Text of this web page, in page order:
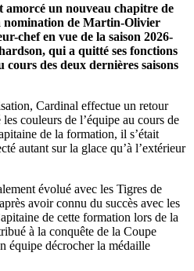
amorcé un nouveau chapitre de
nomination de Martin-Olivier
chef en vue de la saison 2026-
qui a quitté ses fonctions
des deux dernières saisons
Cardinal effectue un retour
couleurs de l’équipe au cours de
de la formation, il s’était
autant sur la glace qu’à l’extérieur
évolué avec les Tigres de
avoir connu du succès avec les
de cette formation lors de la
à la conquête de la Coupe
équipe décrocher la médaille